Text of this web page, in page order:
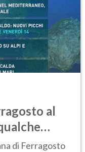
al
di Ferragosto